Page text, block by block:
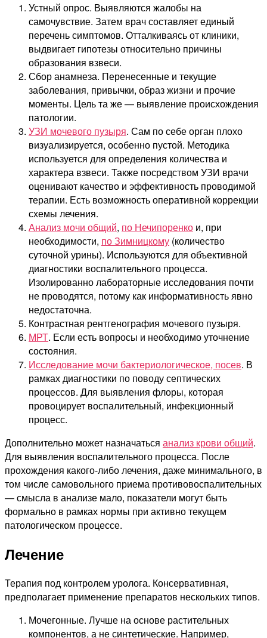
Устный опрос. Выявляются жалобы на
самочувствие. Затем врач составляет единый
перечень симптомов. Отталкиваясь от клиники,
выдвигает гипотезы относительно причины
образования взвеси.
Сбор анамнеза. Перенесенные и текущие
заболевания, привычки, образ жизни и прочие
моменты. Цель та же — выявление происхождения
патологии.
УЗИ мочевого пузыря. Сам по себе орган плохо
визуализируется, особенно пустой. Методика
используется для определения количества и
характера взвеси. Также посредством УЗИ врачи
оценивают качество и эффективность проводимой
терапии. Есть возможность оперативной коррекции
схемы лечения.
Анализ мочи общий, по Нечипоренко и, при
необходимости, по Зимницкому (количество
суточной урины). Используются для объективной
диагностики воспалительного процесса.
Изолированно лабораторные исследования почти
не проводятся, потому как информативность явно
недостаточна.
Контрастная рентгенография мочевого пузыря.
МРТ. Если есть вопросы и необходимо уточнение
состояния.
Исследование мочи бактериологическое, посев. В
рамках диагностики по поводу септических
процессов. Для выявления флоры, которая
провоцирует воспалительный, инфекционный
процесс.
Дополнительно может назначаться анализ крови общий.
Для выявления воспалительного процесса. После
прохождения какого-либо лечения, даже минимального, в
том числе самовольного приема противовоспалительных
— смысла в анализе мало, показатели могут быть
формально в рамках нормы при активно текущем
патологическом процессе.
Лечение
Терапия под контролем уролога. Консервативная,
предполагает применение препаратов нескольких типов.
Мочегонные. Лучше на основе растительных
компонентов, а не синтетические. Например,